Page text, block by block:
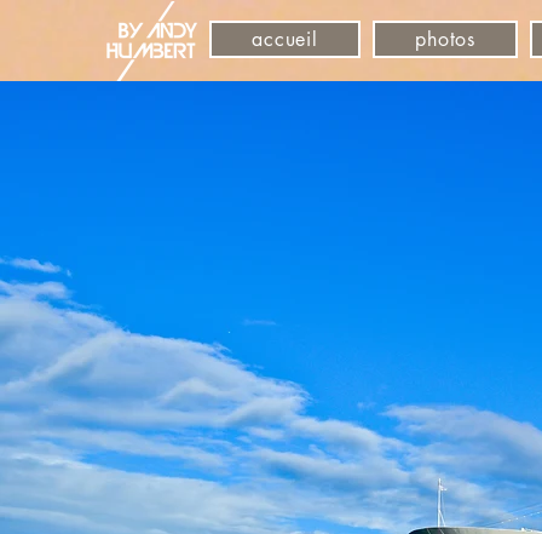
accueil photos